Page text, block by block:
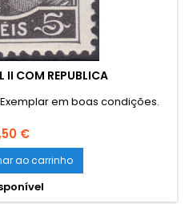
II COM REPUBLICA
em boas condições.
€
ao carrinho